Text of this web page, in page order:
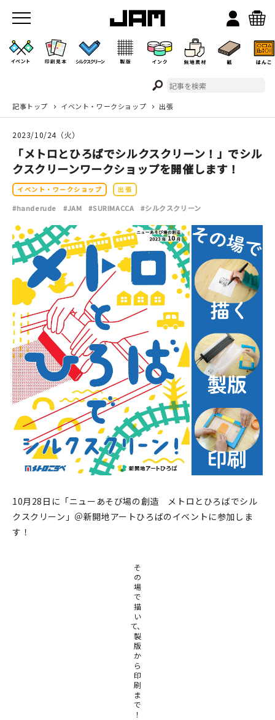
JAMのこと
お店/ワークスペース
イベント
印刷見本
シルクスクリーン
無地素材
紙
本
文房具
雑貨
JAMグッズ
記事トップ イベント・ワークショップ 出張
2023/10/24（火）
「メトロとひろばでシルクスクリーン！」でシル
クスクリーンワークショップを開催します！
イベント・ワークショップ 出張
#handerude #JAM #SURIMACCA #シルクスクリーン
10月28日に「ニューあそび場の創造 メトロとひろばでシル
クスクリーン」＠新開地アートひろばのイベントに参加しま
す！
そ
の
場
で
描
い
て、
製
版
か
ら
印
刷
ま
で
！